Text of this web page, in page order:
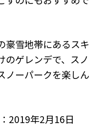
豪雪地帯にあるスキ
のゲレンデで、スノ
ノーパークを楽しん
2019年2月16日